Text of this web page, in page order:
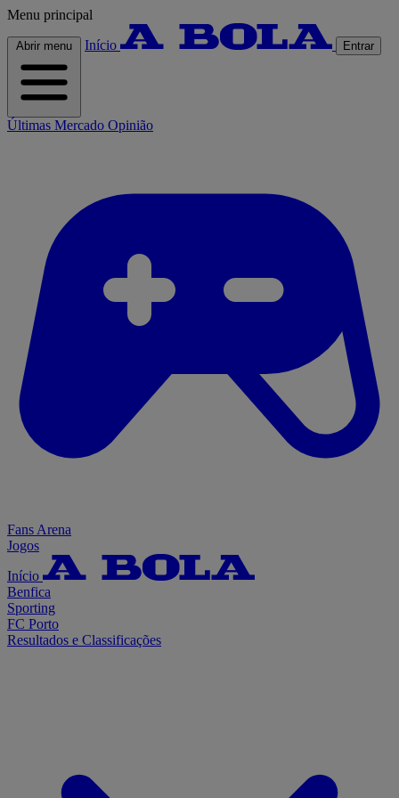
Menu principal
Abrir menu Início Entrar
Últimas Mercado Opinião
Fans Arena
Jogos
Início
Benfica
Sporting
FC Porto
Resultados e Classificações